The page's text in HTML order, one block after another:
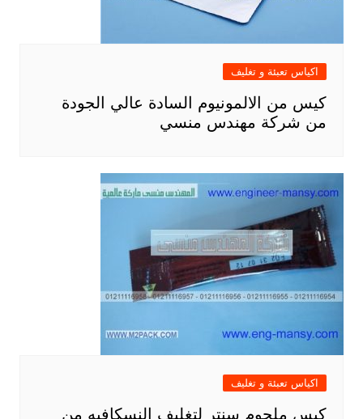
اكياس تعبئة و تغليف
كيس من الالمونيوم السادة عالي الجودة
من شركة مهندس منسي
اكياس تعبئة و تغليف
كيس ملحوم سنتر لتغليف النسكافيه من